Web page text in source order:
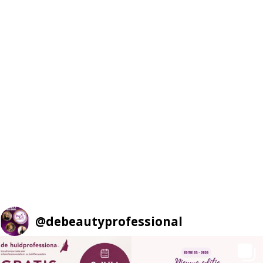
@debeautyprofessional